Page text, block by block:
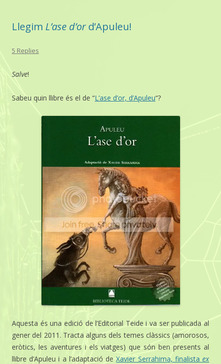
Llegim L’ase d’ord’Apuleu!
5 Replies
Salve!
Sabeu quin llibre és el de “L’ase d’or, d’Apuleu“?
Aquesta és una edició de l’Editorial Teide i va ser publicada al
gener del 2011. Tracta alguns dels temes clàssics (amorosos,
eròtics, les aventures i els viatges) que són ben presents al
llibre d’Apuleu i a l’adaptació deXavier Serrahima, finalistaex